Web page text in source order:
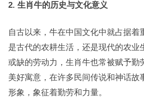
2. 生肖牛的历史与文化意义
自古以来，牛在中国文化中就占据着
是古代的农耕生活，还是现代的农业
或缺的劳动力，生肖牛也常被赋予勤
美好寓意，在许多民间传说和神话故
形象，象征着勤劳和力量。